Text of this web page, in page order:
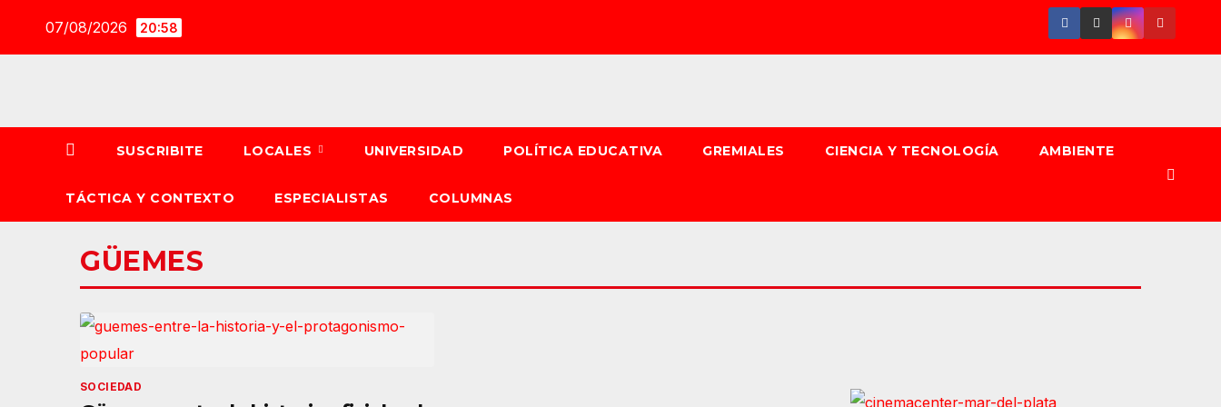
07/08/2026 20:58
SUSCRIBITE LOCALES UNIVERSIDAD POLÍTICA EDUCATIVA GREMIALES CIENCIA Y TECNOLOGÍA AMBIENTE
TÁCTICA Y CONTEXTO ESPECIALISTAS COLUMNAS
GÜEMES
SOCIEDAD